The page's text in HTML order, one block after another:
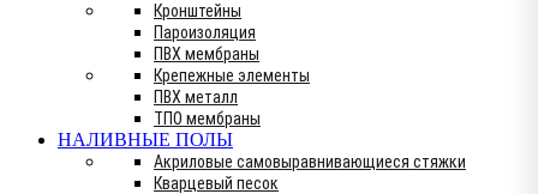
Кронштейны
Пароизоляция
ПВХ мембраны
Крепежные элементы
ПВХ металл
ТПО мембраны
НАЛИВНЫЕ ПОЛЫ
Акриловые самовыравнивающиеся стяжки
Кварцевый песок